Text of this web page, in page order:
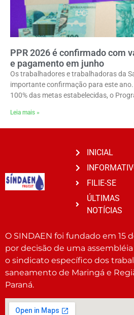
PPR 2026 é confirmado com
e pagamento em junho
Os trabalhadores e trabalhadoras da
importante confirmação para este
100% das metas estabelecidas, o
Leia mais »
INICIAL
FILIE-SE
ÚLTIMAS
NOTÍCIAS
O SINDAEN foi fundado em 15
por decisão de uma
o sindicato específico dos
saneamento de Maringá e
Paraná.